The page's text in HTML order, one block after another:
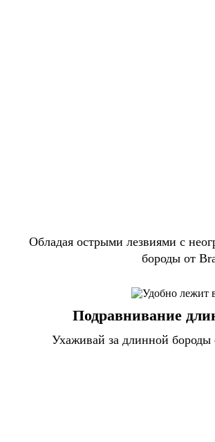
Обладая острыми лезвиями с
бороды от
Подравнивание
Ухаживай за длинной бороды